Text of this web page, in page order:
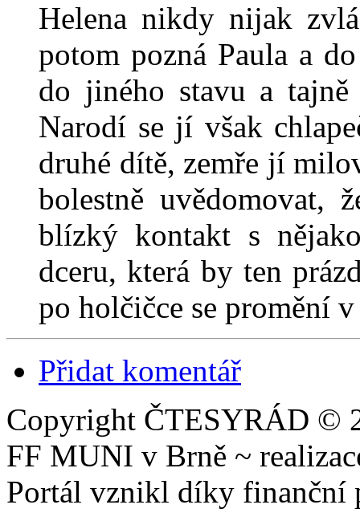
Helena nikdy nijak
potom pozná Paula a
do jiného stavu a
Narodí se jí však
druhé dítě, zemře jí
bolestně uvědomovat,
blízký kontakt s
dceru, která by ten
po holčičce se promění
Přidat komentář
Copyright ČTESYRÁD ©
FF MUNI v Brně ~
Portál vznikl díky finanční